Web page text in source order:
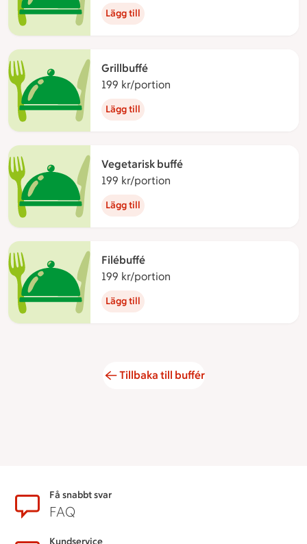
Lägg till
Grillbuffé
199 kr/portion
Lägg till
Vegetarisk buffé
199 kr/portion
Lägg till
Filébuffé
199 kr/portion
Lägg till
Tillbaka till buffér
SidfotFå snabbt svar
FAQ